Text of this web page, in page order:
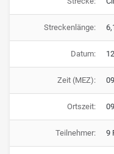
Streckenlänge:
Datum:
Zeit (MEZ):
Ortszeit:
Teilnehmer: 9